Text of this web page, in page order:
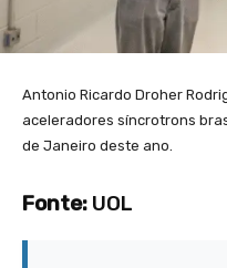
Antonio Ricardo Droher
aceleradores síncrotrons
de Janeiro deste ano.
Fonte: UOL